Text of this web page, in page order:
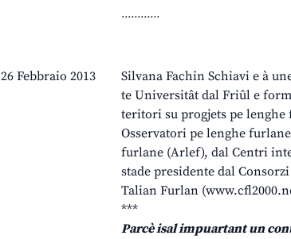
............
26 Febbraio 2013
Silvana Fachin Schiavi e à
te Universitât dal Friûl e
teritori su progjets pe lenghe
Osservatori pe lenghe
furlane (Arlef), dal Centri
stade presidente dal
Talian Furlan
***
Parcè isal impuartant un